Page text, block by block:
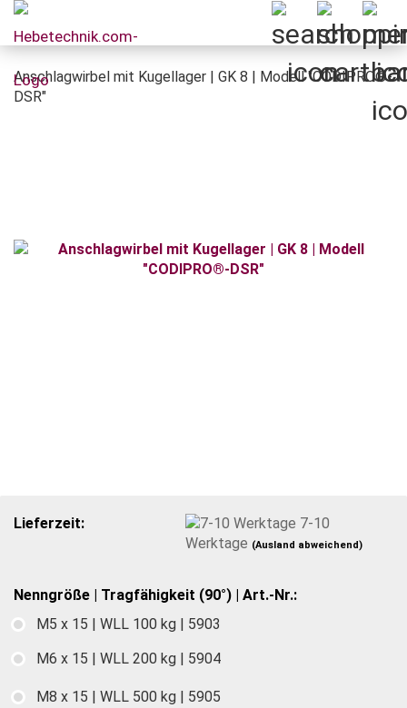
Anschlagwirbel mit Kugellager | GK 8 | Modell "CODIPRO®-
DSR"
Lieferzeit:
7-10
Werktage (Ausland abweichend)
Nenngröße | Tragfähigkeit (90°) | Art.-Nr.:
M5 x 15 | WLL 100 kg | 5903
M6 x 15 | WLL 200 kg | 5904
M8 x 15 | WLL 500 kg | 5905